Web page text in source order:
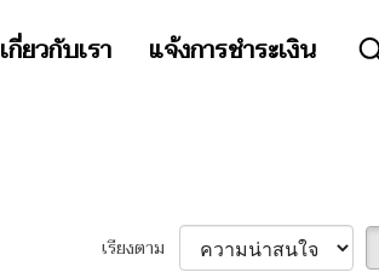
เกี่ยวกับเรา แจ้งการชำระเงิน
เรียงตาม